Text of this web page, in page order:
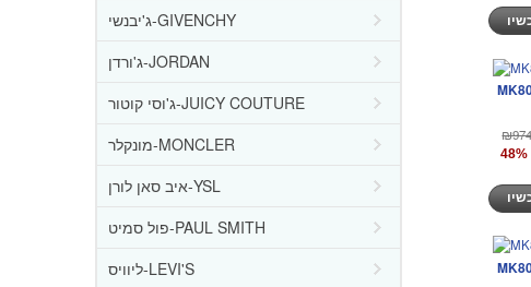
ג'יבנשי-GIVENCHY
ג'ורדן-JORDAN
ג'וסי קוטור-JUICY COUTURE
מונקלר-MONCLER
איב סאן לורן-YSL
פול סמיט-PAUL SMITH
ליוויס-LEVI'S